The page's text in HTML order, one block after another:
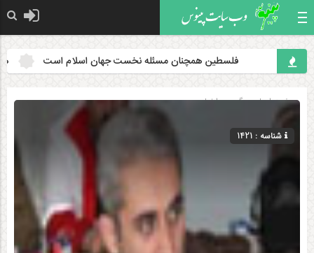
فلسطین همچنان مسئله نخست جهان اسلام است هدف
صفحه اصلی» گروه »اخبار
شناسه : 1421